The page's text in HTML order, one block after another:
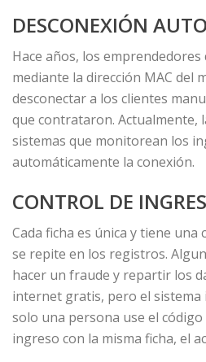
DESCONEXIÓN
Hace años, los
mediante la dirección MAC del
desconectar a los clientes
que contrataron. Actualmente,
sistemas que monitorean los
automáticamente la conexión.
CONTROL DE
Cada ficha es única y tiene
se repite en los registros.
hacer un fraude y repartir los
internet gratis, pero el sistema
solo una persona use el
ingreso con la misma ficha, el